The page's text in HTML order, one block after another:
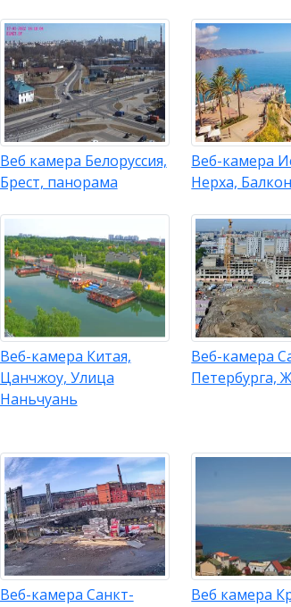
Веб камера Белоруссия,
Брест, панорама
Веб-камера
Нерха,
Веб-камера Китая,
Цанчжоу, Улица
Наньчуань
Веб-камера
Петербурга,
Веб-камера Санкт-
Веб камера